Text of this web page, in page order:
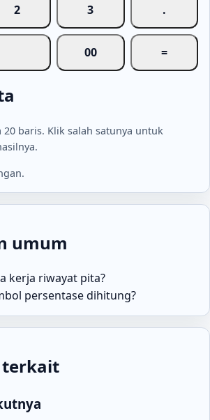
2 3 .
00 =
baris. Klik salah satunya untuk
umum
kerja riwayat pita?
persentase dihitung?